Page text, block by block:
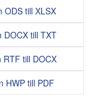
ODS till XLSX
DOCX till TXT
RTF till DOCX
HWP till PDF